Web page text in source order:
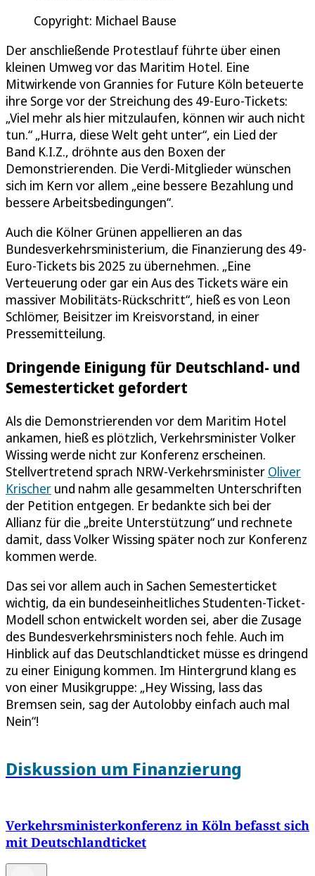
Copyright: Michael Bause
Der anschließende Protestlauf führte über einen
kleinen Umweg vor das Maritim Hotel. Eine
Mitwirkende von Grannies for Future Köln beteuerte
ihre Sorge vor der Streichung des 49-Euro-Tickets:
„Viel mehr als hier mitzulaufen, können wir auch nicht
tun.“ „Hurra, diese Welt geht unter“, ein Lied der
Band K.I.Z., dröhnte aus den Boxen der
Demonstrierenden. Die Verdi-Mitglieder wünschen
sich im Kern vor allem „eine bessere Bezahlung und
bessere Arbeitsbedingungen“.
Auch die Kölner Grünen appellieren an das
Bundesverkehrsministerium, die Finanzierung des 49-
Euro-Tickets bis 2025 zu übernehmen. „Eine
Verteuerung oder gar ein Aus des Tickets wäre ein
massiver Mobilitäts-Rückschritt“, hieß es von Leon
Schlömer, Beisitzer im Kreisvorstand, in einer
Pressemitteilung.
Dringende Einigung für Deutschland- und
Semesterticket gefordert
Als die Demonstrierenden vor dem Maritim Hotel
ankamen, hieß es plötzlich, Verkehrsminister Volker
Wissing werde nicht zur Konferenz erscheinen.
Stellvertretend sprach NRW-Verkehrsminister Oliver
Krischer und nahm alle gesammelten Unterschriften
der Petition entgegen. Er bedankte sich bei der
Allianz für die „breite Unterstützung“ und rechnete
damit, dass Volker Wissing später noch zur Konferenz
kommen werde.
Das sei vor allem auch in Sachen Semesterticket
wichtig, da ein bundeseinheitliches Studenten-Ticket-
Modell schon entwickelt worden sei, aber die Zusage
des Bundesverkehrsministers noch fehle. Auch im
Hinblick auf das Deutschlandticket müsse es dringend
zu einer Einigung kommen. Im Hintergrund klang es
von einer Musikgruppe: „Hey Wissing, lass das
Bremsen sein, sag der Autolobby einfach auch mal
Nein“!
Diskussion um Finanzierung
Verkehrsministerkonferenz in Köln befasst sich
mit Deutschlandticket